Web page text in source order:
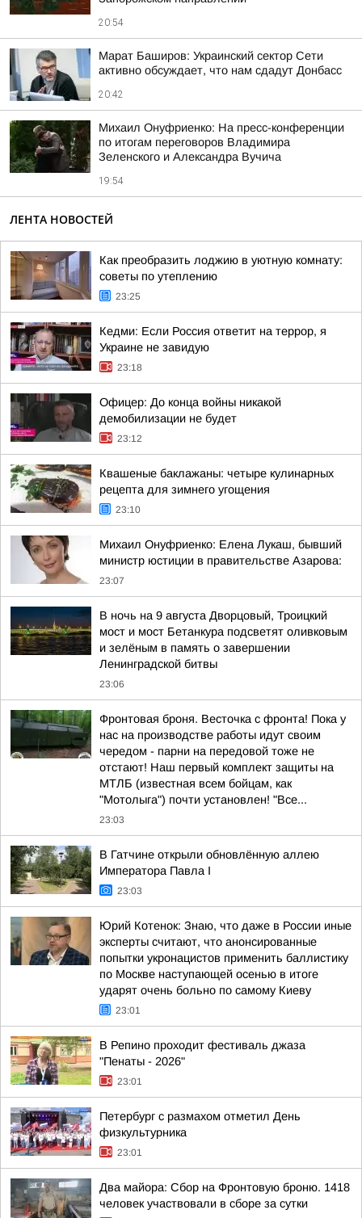
20:54
Марат Баширов: Украинский сектор Сети
активно обсуждает, что нам сдадут Донбасс
20:42
Михаил Онуфриенко: На пресс-конференции
по итогам переговоров Владимира
Зеленского и Александра Вучича
19:54
ЛЕНТА НОВОСТЕЙ
Как преобразить лоджию в уютную комнату:
советы по утеплению
23:25
Кедми: Если Россия ответит на террор, я
Украине не завидую
23:18
Офицер: До конца войны никакой
демобилизации не будет
23:12
Квашеные баклажаны: четыре кулинарных
рецепта для зимнего угощения
23:10
Михаил Онуфриенко: Елена Лукаш, бывший
министр юстиции в правительстве Азарова:
23:07
В ночь на 9 августа Дворцовый, Троицкий
мост и мост Бетанкура подсветят оливковым
и зелёным в память о завершении
Ленинградской битвы
23:06
Фронтовая броня. Весточка с фронта! Пока у
нас на производстве работы идут своим
чередом - парни на передовой тоже не
отстают! Наш первый комплект защиты на
МТЛБ (известная всем бойцам, как
"Мотолыга") почти установлен! "Все...
23:03
В Гатчине открыли обновлённую аллею
Императора Павла I
23:03
Юрий Котенок: Знаю, что даже в России иные
эксперты считают, что анонсированные
попытки укронацистов применить баллистику
по Москве наступающей осенью в итоге
ударят очень больно по самому Киеву
23:01
В Репино проходит фестиваль джаза
"Пенаты - 2026"
23:01
Петербург с размахом отметил День
физкультурника
23:01
Два майора: Сбор на Фронтовую броню. 1418
человек участвовали в сборе за сутки